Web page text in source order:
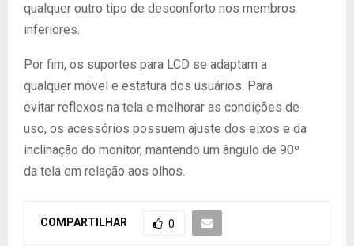
qualquer outro tipo de desconforto nos membros
inferiores.
Por fim, os suportes para LCD se adaptam a
qualquer móvel e estatura dos usuários. Para
evitar reflexos na tela e melhorar as condições de
uso, os acessórios possuem ajuste dos eixos e da
inclinação do monitor, mantendo um ângulo de 90º
da tela em relação aos olhos.
COMPARTILHAR 0